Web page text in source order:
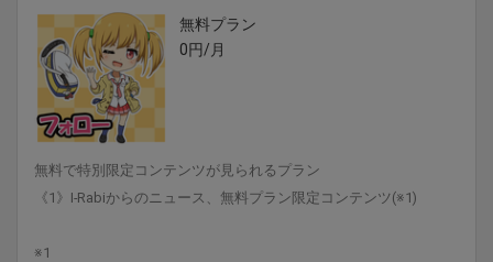
無料プラン
0円/月
無料で特別限定コンテンツが見られるプラン
《1》I-Rabiからのニュース、無料プラン限定コンテンツ(※1)
※1